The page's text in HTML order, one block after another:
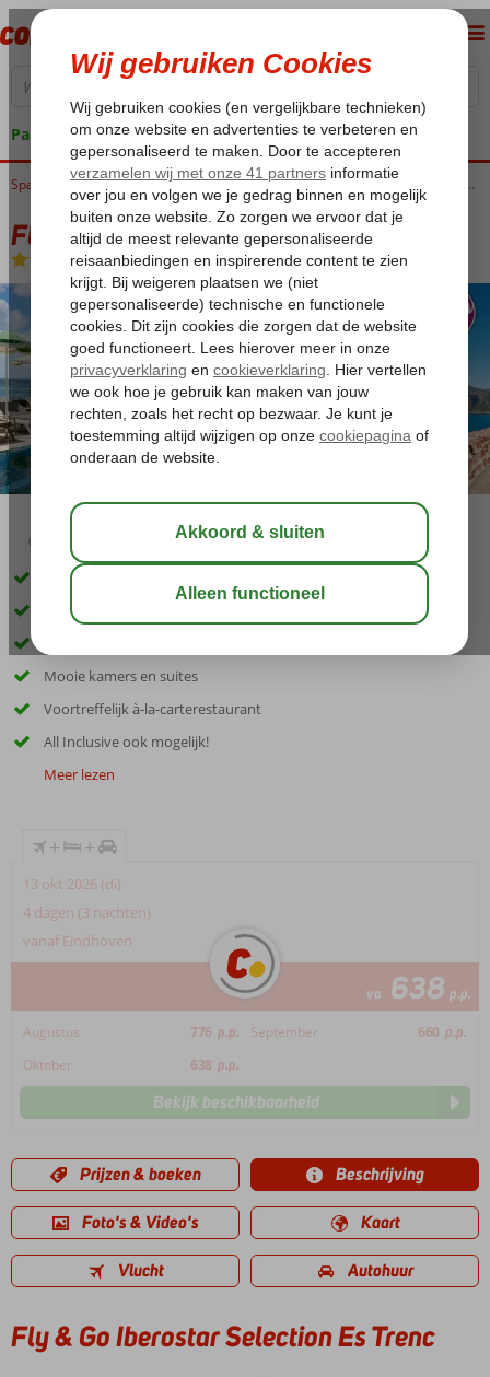
Pakketgarantie
Home Balearen Mallorca Colonia Sant Jordi Fly & Go Iberostar Selection Es Trenc
Fly & Go Iberostar Selection Es Trenc
Logies en ontbijt-Hotel
02:30 aug 30°C
Inclusief huurauto
Prachtig 5-sterrenhotel
Mooie kamers en suites
Voortreffelijk à-la-carterestaurant
All Inclusive ook mogelijk!
Meer lezen
+ +
13 okt 2026 (di)
4 dagen (3 nachten)
vanaf Eindhoven
va 638 p.p.
Augustus 776 p.p. September 660 p.p.
Oktober
638 p.p.
Bekijk beschikbaarheid
Prijzen & boeken Beschrijving
Foto's & Video's Kaart
Vlucht Autohuur
Fly & Go Iberostar Selection Es Trenc